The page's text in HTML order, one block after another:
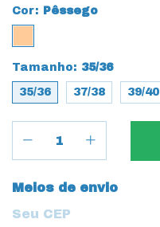
Cor: Pêssego
Tamanho: 35/36
35/36 37/38 39/40
Entregas para o CEP:
Meios de envio